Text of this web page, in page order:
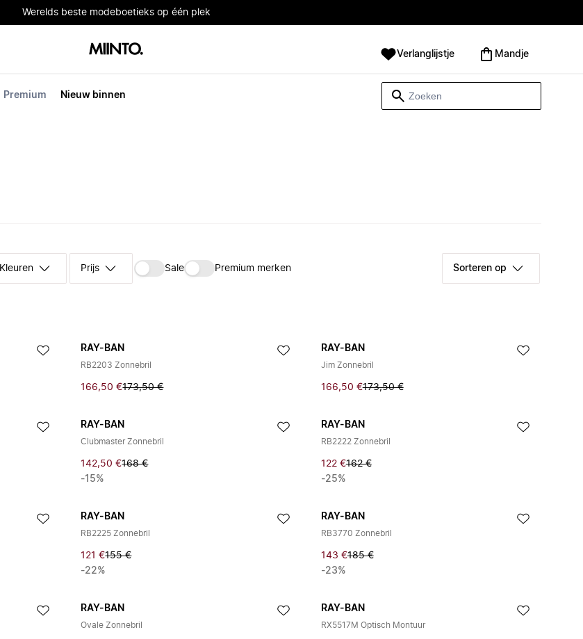
Werelds beste modeboetieks op één plek
Premium Nieuw binnen
Verlanglijstje Mandje
Kleuren Prijs Sale Premium merken Sorteren op
RAY-BAN
RB2203 Zonnebril
166,50 €173,50 €
RAY-BAN
Jim Zonnebril
166,50 €173,50 €
RAY-BAN
Clubmaster Zonnebril
142,50 €168 €
-15%
RAY-BAN
RB2222 Zonnebril
122 €162 €
-25%
RAY-BAN
RB2225 Zonnebril
121 €155 €
-22%
RAY-BAN
RB3770 Zonnebril
143 €185 €
-23%
RAY-BAN
Ovale Zonnebril
RAY-BAN
RX5517M Optisch Montuur